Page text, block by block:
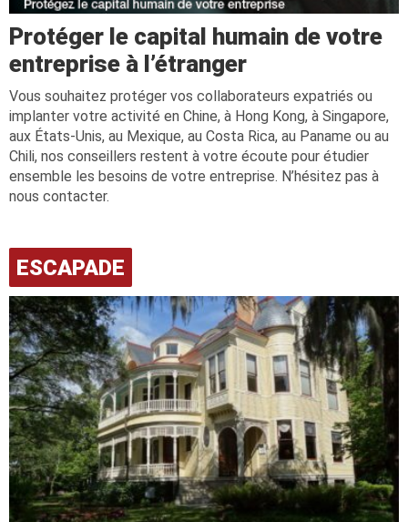
Protéger le capital humain de votre
entreprise à l’étranger
Vous souhaitez protéger vos collaborateurs expatriés ou
implanter votre activité en Chine, à Hong Kong, à Singapore,
aux États-Unis, au Mexique, au Costa Rica, au Paname ou au
Chili, nos conseillers restent à votre écoute pour étudier
ensemble les besoins de votre entreprise. N’hésitez pas à
nous contacter.
ESCAPADE